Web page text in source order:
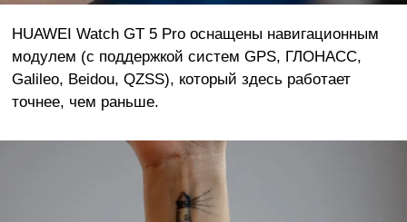
HUAWEI Watch GT 5 Pro оснащены навигационным
модулем (с поддержкой систем GPS, ГЛОНАСС,
Galileo, Beidou, QZSS), который здесь работает
точнее, чем раньше.